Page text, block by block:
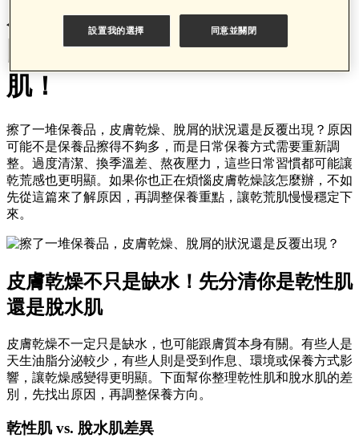
皮膚乾燥怎麼辦？揪出3大原
因，從日常保養開始養成水潤
肌！
擦了一堆保養品，皮膚乾燥、脫屑的狀況還是反覆出現？原因
可能不是保養品擦得不夠多，而是日常保養方式需要重新調
整。過度清潔、換季溫差、熬夜壓力，這些日常習慣都可能讓
乾荒感也更明顯。如果你也正在煩惱皮膚乾燥該怎麼辦，不如
先從這篇來了解原因，再調整保養重點，讓乾荒肌慢慢穩定下
來。
皮膚乾燥不只是缺水！ 先分清你是乾性肌
還是脫水肌
皮膚乾燥不一定只是缺水，也可能跟膚質本身有關。有些人是
天生油脂分泌較少，有些人則是受到作息、環境或保養方式影
響，讓乾燥感變得更明顯。下面幫你整理乾性肌和脫水肌的差
別，先找出原因，再調整保養方向。
乾性肌 vs. 脫水肌差異
設置我的選擇 同意並關閉